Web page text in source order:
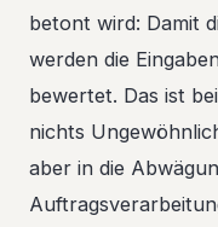
betont wird: Damit
werden die
bewertet. Das ist
nichts
aber in die